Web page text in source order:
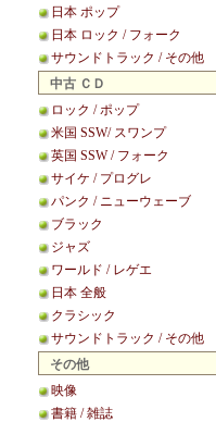
日本 ポップ
日本 ロック / フォーク
サウンドトラック / その他
中古 ＣＤ
ロック / ポップ
米国 SSW/ スワンプ
英国 SSW / フォーク
サイケ / プログレ
パンク / ニューウェーブ
ブラック
ジャズ
ワールド / レゲエ
日本 全般
クラシック
サウンドトラック / その他
その他
映像
書籍 / 雑誌